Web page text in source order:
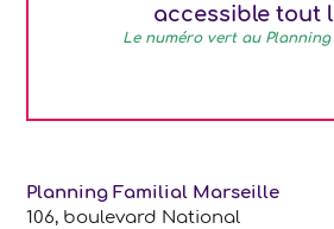
accessible tout
Le numéro vert au Planning
Planning Familial Marseille
106, boulevard National